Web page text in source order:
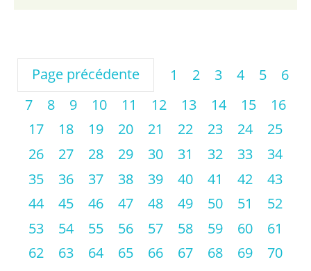
Page précédente 1 2 3 4 5
6
7
8 9 10 11 12 13 14 15
16
17
18 19 20 21 22 23 24
25
26
27 28 29 30 31 32 33
34
35
36 37 38 39 40 41 42
43
44
45 46 47 48 49 50 51
52
53
54 55 56 57 58 59 60
61
62
63 64 65 66 67 68 69
70